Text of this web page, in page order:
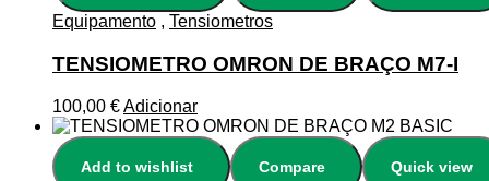
Equipamento , Tensiometros
TENSIOMETRO OMRON DE BRAÇO M7-I
100,00 €Adicionar
Add to wishlist Compare Quick view